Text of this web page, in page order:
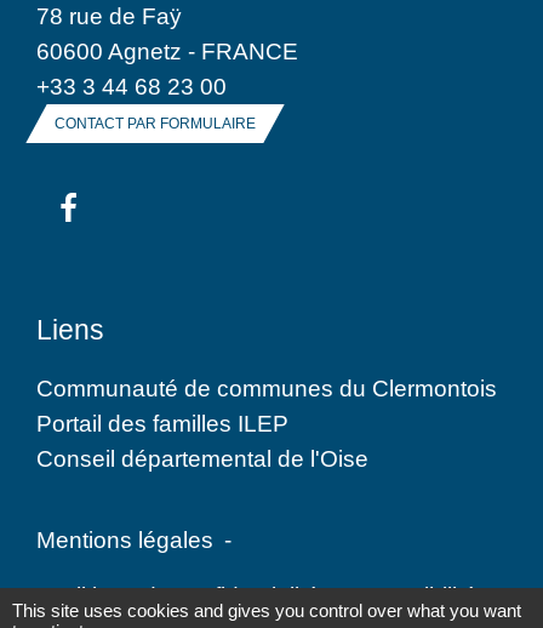
78 rue de Faÿ
60600 Agnetz - FRANCE
+33 3 44 68 23 00
CONTACT PAR FORMULAIRE
Liens
Communauté de communes du Clermontois
Portail des familles ILEP
Conseil départemental de l'Oise
Mentions légales -
Politique de confidentialité - Accessibilité -
This site uses cookies and gives you control over what you want